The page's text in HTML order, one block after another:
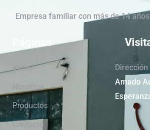
Empresa familiar con más de 14
Páginas
Inicio
Nosotros
Productos
Contacto
Dirección
Amado